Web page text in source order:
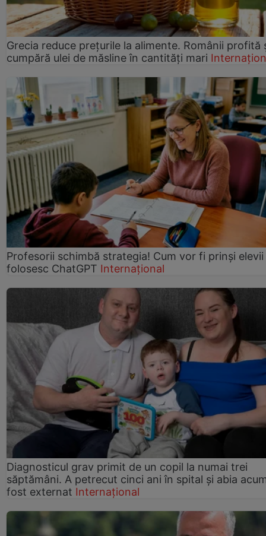
Grecia reduce prețurile la alimente. Românii profită
cumpără ulei de măsline în cantități mari
Profesorii schimbă strategia! Cum vor fi prinși elevii
folosesc ChatGPT Internațional
Diagnosticul grav primit de un copil la numai trei
săptămâni. A petrecut cinci ani în spital și abia
fost externat Internațional